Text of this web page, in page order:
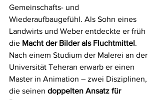
Gemeinschafts- und
Wiederaufbaugefühl. Als Sohn eines
Landwirts und Weber entdeckte er früh
die Macht der Bilder als Fluchtmittel.
Nach einem Studium der Malerei an der
Universität Teheran erwarb er einen
Master in Animation – zwei Disziplinen,
die seinen doppelten Ansatz für